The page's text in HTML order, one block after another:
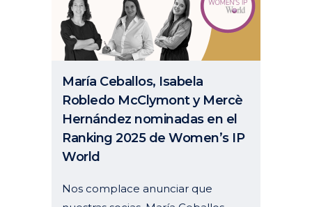
María Ceballos, Isabela
Robledo McClymont y Mercè
Hernández nominadas en el
Ranking 2025 de Women’s IP
World
Nos complace anunciar que